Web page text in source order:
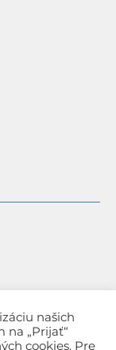
našich
na „Prijať“
cookies. Pre